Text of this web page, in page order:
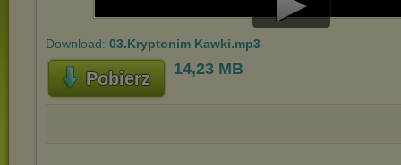
Play
Download: 03.Kryptonim Kawki.mp3
Pobierz 14,23 MB